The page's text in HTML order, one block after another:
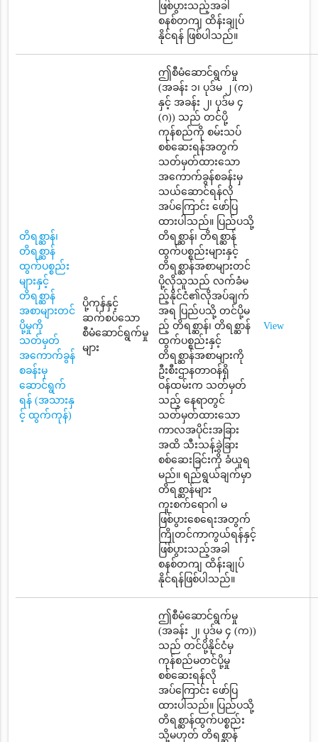
ဖြစ်ပွားသည့်အခါ
စနစ်တကျ ထိန်းချုပ်
နိုင်ရန် ဖြစ်ပါသည်။
တိရစ္ဆာန်၊
တိရစ္ဆာန်
ထွက်ပစ္စည်း
များနှင့်
တိရစ္ဆာန်
အစာများတင်
ပို့မှုကို
သတ်မှတ်
အကောက်ခွန်
စခန်းမှ
ဆောင်ရွက်
ရန် (အသားနှ
င့် ထွက်ကုန်)
ပို့ကုန်နှင့်
ဆက်စပ်သော
စီမံဆောင်ရွက်မှု
များ
ဤစီမံဆောင်ရွက်မှု
(အခန်း ၁၊ ပုဒ်မ ၂ (က)
နှင့် အခန်း ၂၊ ပုဒ်မ ၄
(ဂ)) သည် တင်ပို့
ကုန်စည်ကို စမ်းသပ်
စစ်ဆေးရန်အတွက်
သတ်မှတ်ထားသော
အကောက်ခွန်စခန်းမှ
သယ်ဆောင်ရန်လို
အပ်ကြောင်း ဖော်ပြ
ထားပါသည်။ ပြည်ပသို့
တိရစ္ဆာန်၊ တိရစ္ဆာန်
ထွက်ပစ္စည်းများနှင့်
တိရစ္ဆာန်အစာများတင်
ပို့လိုသူသည် လက်ခံမ
ည့်နိုင်ငံ၏လိုအပ်ချက်
အရ ပြည်ပသို့ တင်ပို့မ
ည့် တိရစ္ဆာန်၊ တိရစ္ဆာန်
ထွက်ပစ္စည်းနှင့်
တိရစ္ဆာန်အစာများကို
ဦးစီးဌာနတာဝန်ရှိ
ဝန်ထမ်းက သတ်မှတ်
သည့် နေရာတွင်
သတ်မှတ်ထားသော
ကာလအပိုင်းအခြား
အထိ သီးသန့်ခွဲခြား
စစ်ဆေးခြင်းကို ခံယူရ
မည်။ ရည်ရွယ်ချက်မှာ
တိရစ္ဆာန်များ
ကူးစက်ရောဂါ မ
ဖြစ်ပွားစေရေးအတွက်
ကြိုတင်ကာကွယ်ရန်နှင့်
ဖြစ်ပွားသည့်အခါ
စနစ်တကျ ထိန်းချုပ်
နိုင်ရန်ဖြစ်ပါသည်။
View
ဤစီမံဆောင်ရွက်မှု
(အခန်း ၂၊ ပုဒ်မ ၄ (က))
သည် တင်ပို့နိုင်ငံမှ
ကုန်စည်မတင်ပို့မှု
စစ်ဆေးရန်လို
အပ်ကြောင်း ဖော်ပြ
ထားပါသည်။ ပြည်ပသို့
တိရစ္ဆာန်ထွက်ပစ္စည်း
သို့မဟုတ် တိရစ္ဆာန်